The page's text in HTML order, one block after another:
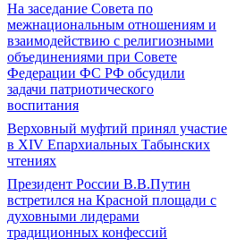
На заседание Совета по
межнациональным отношениям и
взаимодействию с религиозными
объединениями при Совете
Федерации ФС РФ обсудили
задачи патриотического
воспитания
Верховный муфтий принял участие
в ХIV Епархиальных Табынских
чтениях
Президент России В.В.Путин
встретился на Красной площади с
духовными лидерами
традиционных конфессий